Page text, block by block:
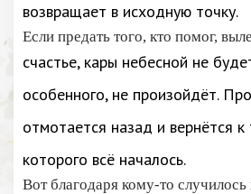
возвращает в исходную точку.
Если предать того, кто помог,
счастье, кары небесной не
особенного, не произойдёт.
отмотается назад и вернётся
которого всё началось.
Вот благодаря кому-то